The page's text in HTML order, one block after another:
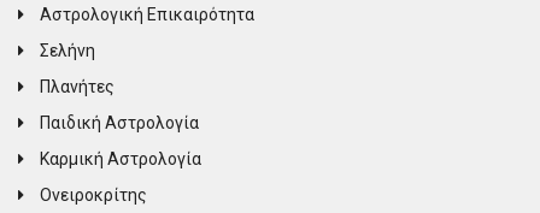
Αστρολογική Επικαιρότητα
Σελήνη
Πλανήτες
Παιδική Αστρολογία
Καρμική Αστρολογία
Ονειροκρίτης